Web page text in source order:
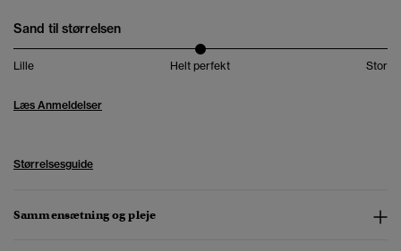
Sand til størrelsen
Lille Helt perfekt Stor
Læs Anmeldelser
Størrelsesguide
Sammensætning og pleje